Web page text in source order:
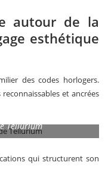
autour de la
esthétique
des codes horlogers.
et ancrées
Tellurium
qui structurent son